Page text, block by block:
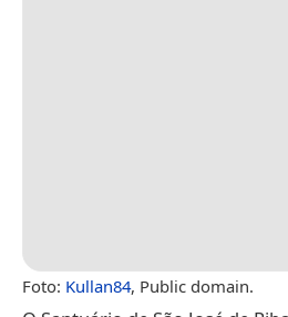
Foto: Kullan84, Public domain.